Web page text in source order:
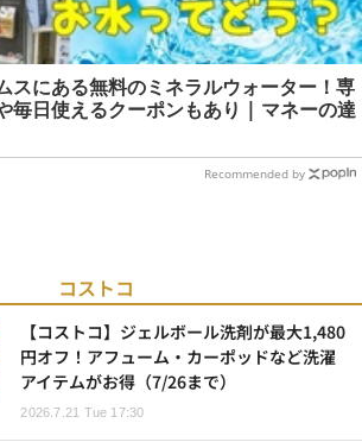
スにある無料のミネラルウォーター！専
毎日使えるクーポンもあり | マネーの達
Recommended by
コストコ
【コストコ】ジェルボール洗剤が最大1,480
円オフ！アフューム・カーポッドなど洗濯
アイテムがお得（7/26まで）
2026.7.21 Tue 17:30